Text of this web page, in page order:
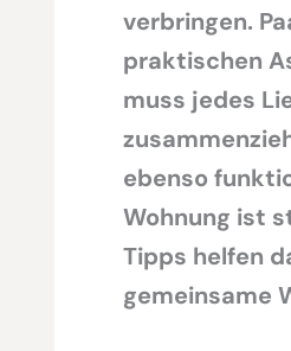
verbringen.
praktischen
muss jedes
ebenso
Wohnung ist
Tipps helfen
gemeinsame